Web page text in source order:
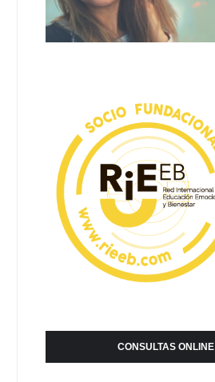
CONSULTAS ONLINE